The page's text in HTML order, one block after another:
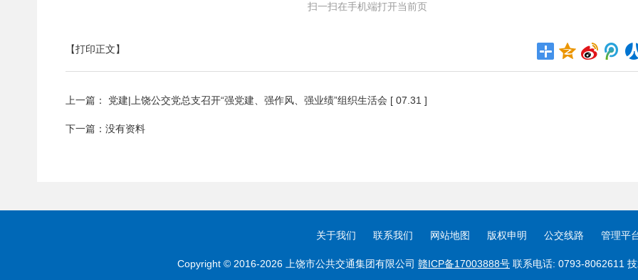
扫一扫在手机端打开当前页
【打印正文】
上一篇： 党建|上饶公交党总支召开“强党建、强作风、强业绩”组织生活会 [ 07.31 ]
下一篇： 没有资料
关于我们 联系我们 网站地图 版权申明 公交线路 管理平
Copyright © 2016-2026 上饶市公共交通集团有限公司 赣ICP备17003888号 联系电话: 0793-8062611